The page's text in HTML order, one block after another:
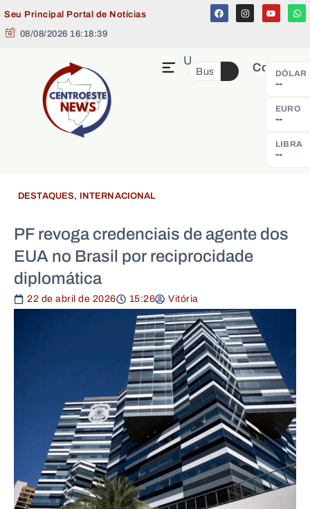
Seu Principal Portal de Notícias
08/08/2026 16:18:40
Cotação
DÓLAR
--
EURO
--
LIBRA
--
MENU
DESTAQUES, INTERNACIONAL
PF revoga credenciais de agente dos
EUA no Brasil por reciprocidade
diplomática
22 de abril de 2026 15:26 Vitória